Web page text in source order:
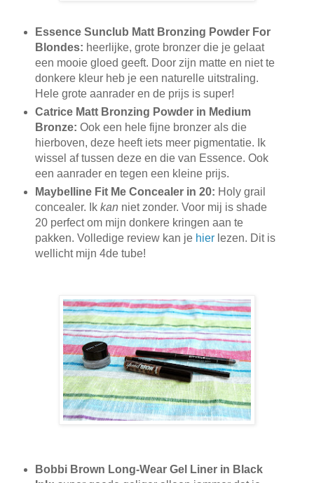
Essence Sunclub Matt Bronzing Powder For
Blondes: heerlijke, grote bronzer die je gelaat
een mooie gloed geeft. Door zijn matte en niet te
donkere kleur heb je een naturelle uitstraling.
Hele grote aanrader en de prijs is super!
Catrice Matt Bronzing Powder in Medium
Bronze: Ook een hele fijne bronzer als die
hierboven, deze heeft iets meer pigmentatie. Ik
wissel af tussen deze en die van Essence. Ook
een aanrader en tegen een kleine prijs.
Maybelline Fit Me Concealer in 20: Holy grail
concealer. Ik kan niet zonder. Voor mij is shade
20 perfect om mijn donkere kringen aan te
pakken. Volledige review kan je hierlezen. Dit is
wellicht mijn 4de tube!
Bobbi Brown Long-Wear Gel Liner in Black